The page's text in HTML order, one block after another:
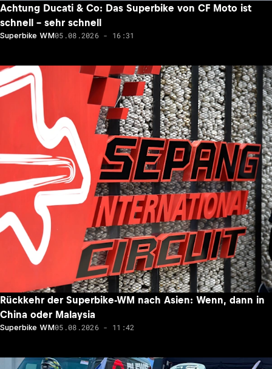
Achtung Ducati & Co: Das Superbike von CF Moto ist
schnell – sehr schnell
Superbike WM05.08.2026 - 16:31
Rückkehr der Superbike-WM nach Asien: Wenn, dann in
China oder Malaysia
Superbike WM05.08.2026 - 11:42